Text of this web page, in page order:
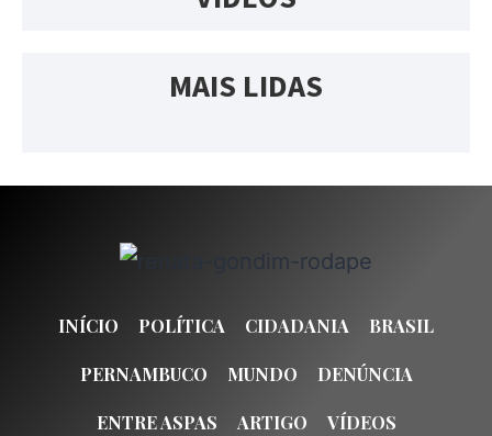
MAIS LIDAS
INÍCIO POLÍTICA CIDADANIA BRASIL
PERNAMBUCO MUNDO DENÚNCIA
ENTRE ASPAS ARTIGO VÍDEOS